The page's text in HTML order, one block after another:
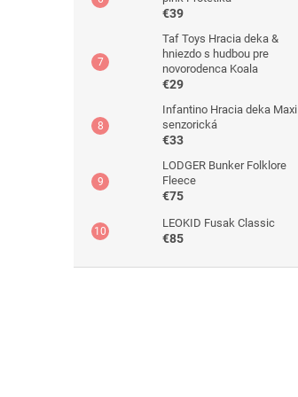
€39
Taf Toys Hracia deka &
hniezdo s hudbou pre
novorodenca Koala
€29
Infantino Hracia deka Maxi
senzorická
€33
LODGER Bunker Folklore
Fleece
€75
LEOKID Fusak Classic
€85